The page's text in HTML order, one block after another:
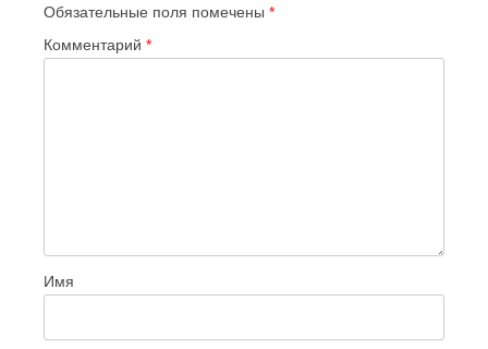
Обязательные поля помечены *
Комментарий *
Имя